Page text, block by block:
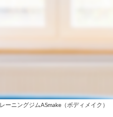
ーニングジムASmake（ボディメイク）